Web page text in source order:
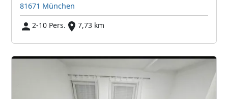
81671 München
2-10 Pers.
7,73 km